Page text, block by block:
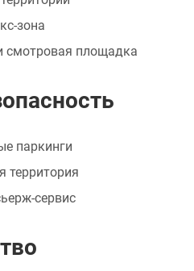
зона
смотровая площадка
паркинги
территория
сервис